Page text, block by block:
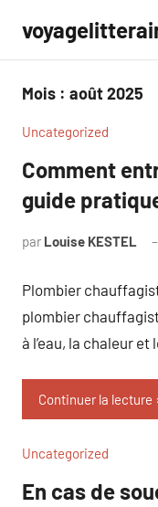
contenu
Mois : août 2025
Uncategorized
Comment
guide
par Louise KESTEL
Plombier
plombier
à l’eau, la chaleur
Continuer la lecture
Uncategorized
En cas de